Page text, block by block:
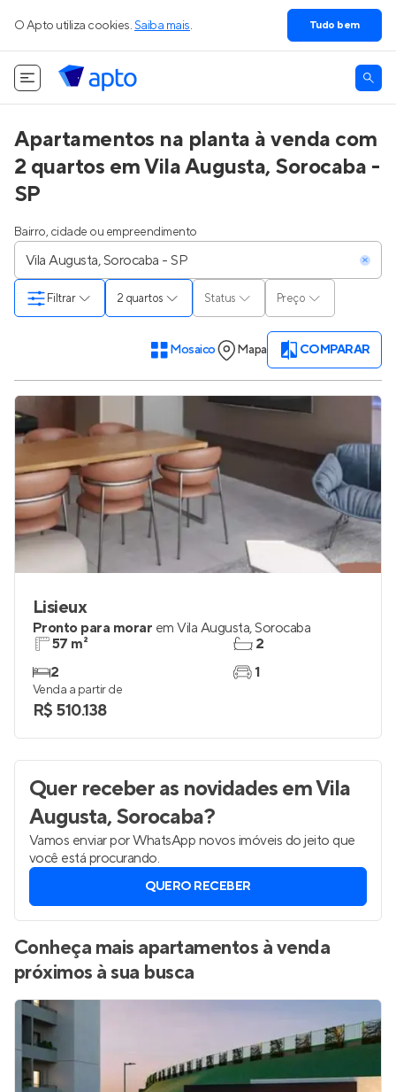
O Apto utiliza cookies. Saiba mais. Tudo bem
Apartamentos na planta à venda com
2 quartos em Vila Augusta, Sorocaba -
SP
Bairro, cidade ou empreendimento
2 quartos Status Preço
Filtrar
Mosaico Mapa COMPARAR
Lisieux
Pronto para morar em Vila Augusta,Sorocaba
57 m²
2
2
1
Venda a partir de
R$ 510.138
Quer receber as novidadesem Vila
Augusta, Sorocaba?
Vamos enviar por WhatsApp novos imóveis do jeito que
você está procurando.
QUERO RECEBER
Conheça mais apartamentos à venda
próximos à sua busca